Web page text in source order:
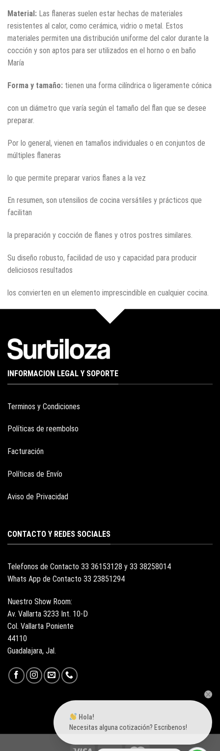
Material: Las flaneras suelen estar hechas de materiales
resistentes al calor, como cerámica, vidrio o metal. Estos
materiales permiten una distribución uniforme del calor durante la
cocción y son aptos para ser utilizados en el horno o en baño
María
Forma y tamaño: tienen una forma cilíndrica o ligeramente cónica
con un diámetro que varía según el tamaño del flan que se desee
preparar.
Por lo general, vienen en tamaños individuales o en conjuntos de
múltiples flaneras
lo que permite preparar varios flanes a la vez
En resumen, son utensilios de cocina versátiles y prácticos que
facilitan
la preparación y cocción de flanes y otros postres similares.
Su diseño robusto, facilidad de uso y capacidad para producir
deliciosos resultados
los convierten en un elemento imprescindible en cualquier cocina.
INFORMACION LEGAL Y SOPORTE
Terminos y Condiciones
Políticas de reembolso
Facturación
Políticas de Envío
Aviso de Privacidad
CONTACTO Y REDES SOCIALES
Telefonos de Contacto 33 36153128 y 33 38258014
Whats App de Contacto 33 23851294
Nuestro Show Room:
Av. Vallarta 3233 Int. 10-D
Col. Vallarta Poniente
44110
Guadalajara, Jal.
Hola!
Necesitas alguna cotización? Escribenos!